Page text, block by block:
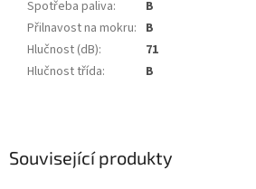
Související produkty
Spotřeba paliva:
B
Přilnavost na mokru: B
Hlučnost (dB):
71
Hlučnost třída: B